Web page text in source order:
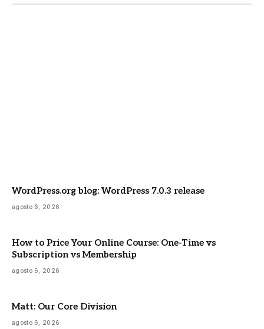
WordPress.org blog: WordPress 7.0.3 release
agosto 6, 2026
How to Price Your Online Course: One-Time vs
Subscription vs Membership
agosto 6, 2026
Matt: Our Core Division
agosto 6, 2026